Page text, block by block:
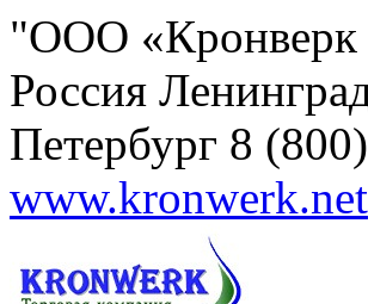
"ООО «Кронверк
Россия
Петербург 8
www.kronwerk.net